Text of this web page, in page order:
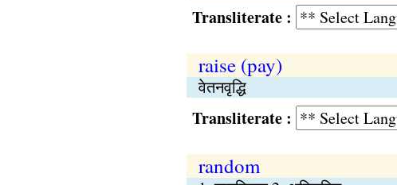
Transliterate :
raise (pay)
वेतनवृद्धि
Transliterate :
random